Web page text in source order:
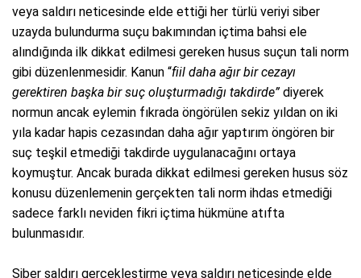
veya saldırı neticesinde elde ettiği her türlü veriyi siber
uzayda bulundurma suçu bakımından içtima bahsi ele
alındığında ilk dikkat edilmesi gereken husus suçun tali norm
gibi düzenlenmesidir. Kanun “fiil daha ağır bir cezayı
gerektiren başka bir suç oluşturmadığı takdirde”diyerek
normun ancak eylemin fıkrada öngörülen sekiz yıldan on iki
yıla kadar hapis cezasından daha ağır yaptırım öngören bir
suç teşkil etmediği takdirde uygulanacağını ortaya
koymuştur. Ancak burada dikkat edilmesi gereken husus söz
konusu düzenlemenin gerçekten tali norm ihdas etmediği
sadece farklı neviden fikri içtima hükmüne atıfta
bulunmasıdır.
Siber saldırı gerçekleştirme veya saldırı neticesinde elde